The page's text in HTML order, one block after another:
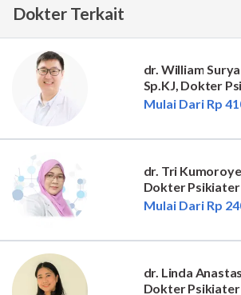
Dokter Terkait